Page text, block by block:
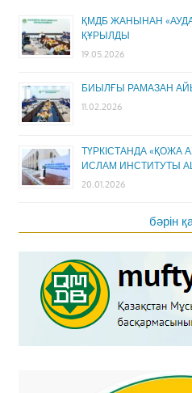
ҚМДБ ЖАНЫНАН
ҚҰРЫЛДЫ
19.05.2026
БИЫЛҒЫ РАМАЗАН
11.02.2026
ТҮРКІСТАНДА «ҚОЖА
ИСЛАМ ИНСТИТУТЫ
20.01.2026
бәрін